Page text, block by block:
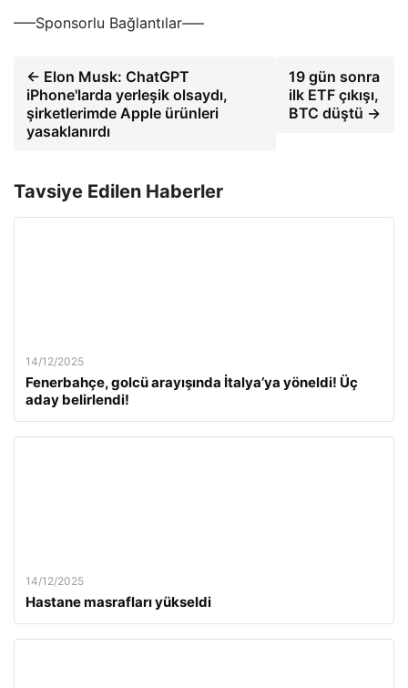
—–Sponsorlu Bağlantılar—–
← Elon Musk: ChatGPT
iPhone'larda yerleşik olsaydı,
şirketlerimde Apple ürünleri
yasaklanırdı
19 gün sonra
ilk ETF çıkışı,
BTC düştü →
Tavsiye Edilen Haberler
14/12/2025
Fenerbahçe, golcü arayışında İtalya’ya yöneldi! Üç
aday belirlendi!
14/12/2025
Hastane masrafları yükseldi